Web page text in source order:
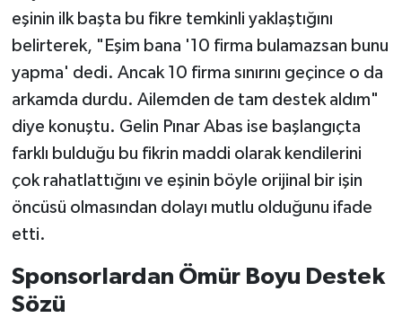
eşinin ilk başta bu fikre temkinli yaklaştığını
belirterek, "Eşim bana '10 firma bulamazsan bunu
yapma' dedi. Ancak 10 firma sınırını geçince o da
arkamda durdu. Ailemden de tam destek aldım"
diye konuştu. Gelin Pınar Abas ise başlangıçta
farklı bulduğu bu fikrin maddi olarak kendilerini
çok rahatlattığını ve eşinin böyle orijinal bir işin
öncüsü olmasından dolayı mutlu olduğunu ifade
etti.
Sponsorlardan Ömür Boyu Destek
Sözü